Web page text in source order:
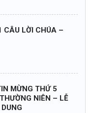
CÂU LỜI CHÚA –
MỪNG THỨ 5
NIÊN – LỄ